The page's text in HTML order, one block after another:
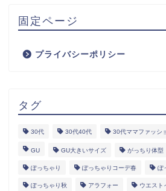
固定ページ
プライバシーポリシー
タグ
30代 30代40代 30代ママファッシ
GU GU大きいサイズ がっちり体型
ぽっちゃり ぽっちゃりコーデ春 ぽ
ぽっちゃり秋 アラフォー ウエスト